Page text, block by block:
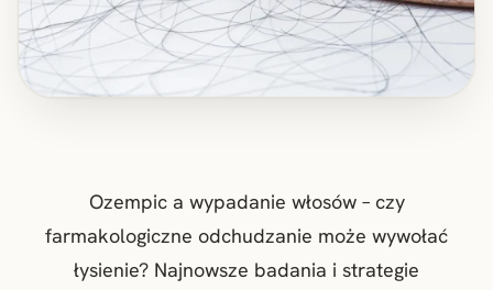
Ozempic a wypadanie włosów – czy
farmakologiczne odchudzanie może wywołać
łysienie? Najnowsze badania i strategie